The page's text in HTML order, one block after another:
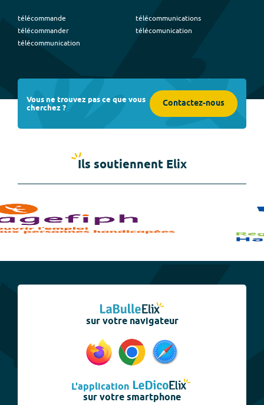
télécommande
télécommander
télécommunication
télécommunications
télécomunication
Vous ne trouvez pas ce que vous
cherchez ? Contactez-nous
Ils soutiennent Elix
sur votre navigateur
L'application
sur votre smartphone